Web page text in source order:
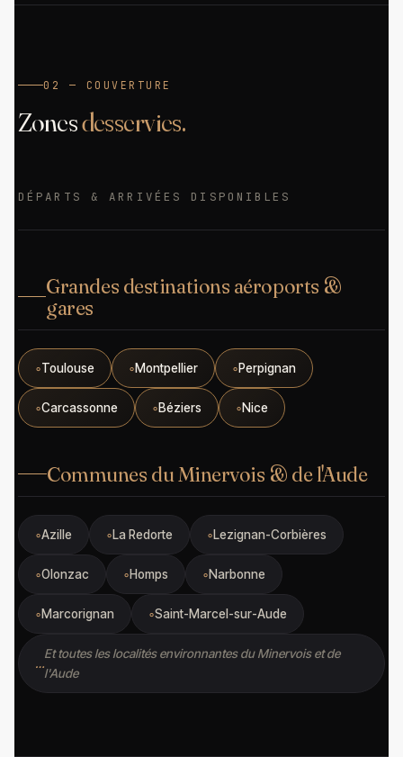
02 — COUVERTURE
Zonesdesservies.
DÉPARTS & ARRIVÉES DISPONIBLES
Grandes destinations aéroports &
gares
Toulouse Montpellier Perpignan
Carcassonne Béziers Nice
Communes du Minervois & de l'Aude
Azille La Redorte Lezignan-Corbières
Olonzac Homps Narbonne
Marcorignan Saint-Marcel-sur-Aude
Et toutes les localités environnantes du Minervois et de
l'Aude